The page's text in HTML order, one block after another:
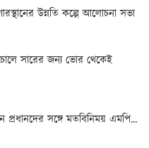
উন্নতি কল্পে আলোচনা সভা
সারের জন্য ভোর থেকেই
প্রধানদের সঙ্গে মতবিনিময় এমপি...